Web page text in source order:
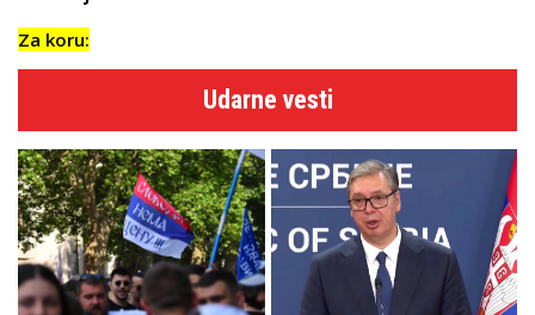
Za koru:
Udarne vesti